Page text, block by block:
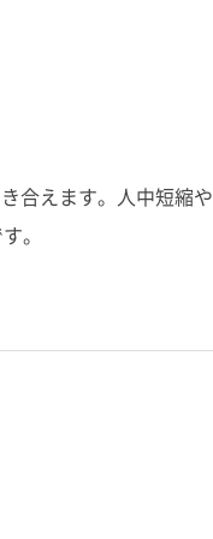
えます。人中短縮
。